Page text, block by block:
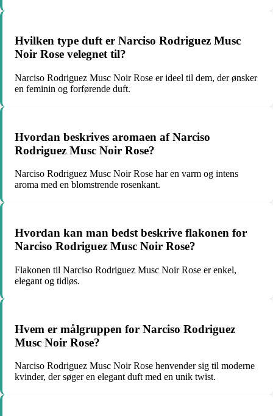
Hvilken type duft er Narciso Rodriguez Musc
Noir Rose velegnet til?
Narciso Rodriguez Musc Noir Rose er ideel til dem, der ønsker
en feminin og forførende duft.
Hvordan beskrives aromaen af Narciso
Rodriguez Musc Noir Rose?
Narciso Rodriguez Musc Noir Rose har en varm og intens
aroma med en blomstrende rosenkant.
Hvordan kan man bedst beskrive flakonen for
Narciso Rodriguez Musc Noir Rose?
Flakonen til Narciso Rodriguez Musc Noir Rose er enkel,
elegant og tidløs.
Hvem er målgruppen for Narciso Rodriguez
Musc Noir Rose?
Narciso Rodriguez Musc Noir Rose henvender sig til moderne
kvinder, der søger en elegant duft med en unik twist.